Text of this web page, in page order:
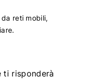
reti mobili,
ti risponderà